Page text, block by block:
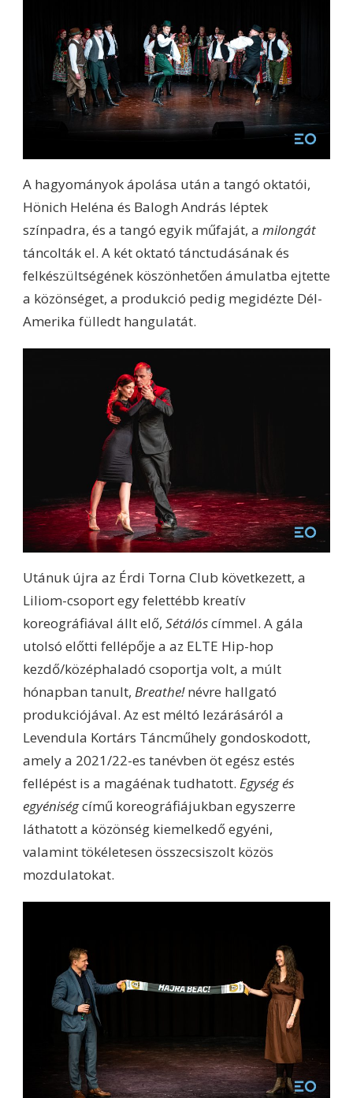
A hagyományok ápolása után a tangó oktatói,
Hönich Heléna és Balogh András léptek
színpadra, és a tangó egyik műfaját, a milongát
táncolták el. A két oktató tánctudásának és
felkészültségének köszönhetően ámulatba ejtette
a közönséget, a produkció pedig megidézte Dél-
Amerika fülledt hangulatát.
Utánuk újra az Érdi Torna Club következett, a
Liliom-csoport egy felettébb kreatív
koreográfiával állt elő, Sétálóscímmel. A gála
utolsó előtti fellépője a az ELTE Hip-hop
kezdő/középhaladó csoportja volt, a múlt
hónapban tanult, Breathe!névre hallgató
produkciójával. Az est méltó lezárásáról a
Levendula Kortárs Táncműhely gondoskodott,
amely a 2021/22-es tanévben öt egész estés
fellépést is a magáénak tudhatott. Egység és
egyéniségcímű koreográfiájukban egyszerre
láthatott a közönség kiemelkedő egyéni,
valamint tökéletesen összecsiszolt közös
mozdulatokat.